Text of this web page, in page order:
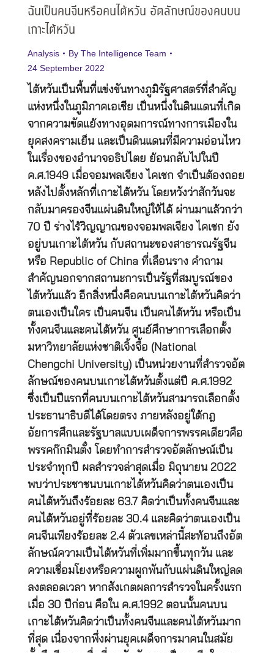
ฉันเป็นคนจีนหรือคนไต้หวัน อัตลักษณ์ของคนบน
เกาะไต้หวัน
Analysis By The Intelligence Team
24 September 2022
ไต้หวันเป็นพื้นที่แข่งขันทางภูมิรัฐศาสตร์ที่สำคัญ
แห่งหนึ่งในภูมิภาคเอเชีย เป็นหนึ่งในดินแดนที่เกิด
จากความขัดแย้งทางอุดมการณ์ทางการเมืองใน
ยุคสงครามเย็น และเป็นดินแดนที่มีความอ่อนไหว
ในเรื่องของอำนาจอธิปไตย ย้อนกลับไปในปี
ค.ศ.1949 เมื่อจอมพลเจียง ไคเชก จำเป็นต้องถอย
หลังไปตั้งหลักที่เกาะไต้หวัน โดยหวังว่าสักวันจะ
กลับมาครองจีนแผ่นดินใหญ่ให้ได้ ผ่านมาแล้วกว่า
70 ปี ร่างไร้วิญญาณของจอมพลเจียง ไคเชก ยัง
อยู่บนเกาะไต้หวัน กับสถานะของสาธารณรัฐจีน
หรือ Republic of China ที่เลือนราง คำถาม
สำคัญนอกจากสถานะการเป็นรัฐที่สมบูรณ์ของ
ไต้หวันแล้ว อีกสิ่งหนึ่งคือคนบนเกาะไต้หวันคิดว่า
ตนเองเป็นใคร เป็นคนจีน เป็นคนไต้หวัน หรือเป็น
ทั้งคนจีนและคนไต้หวัน ศูนย์ศึกษาการเลือกตั้ง
มหาวิทยาลัยแห่งชาติเจิ้งจื้อ (National
Chengchi University) เป็นหน่วยงานที่สำรวจอัต
ลักษณ์ของคนบนเกาะไต้หวันตั้งแต่ปี ค.ศ.1992
ซึ่งเป็นปีแรกที่คนบนเกาะไต้หวันสามารถเลือกตั้ง
ประธานาธิบดีได้โดยตรง ภายหลังอยู่ใต้กฎ
อัยการศึกและรัฐบาลแบบเผด็จการพรรคเดียวคือ
พรรคก๊กมินตั๋ง โดยทำการสำรวจอัตลักษณ์เป็น
ประจำทุกปี ผลสำรวจล่าสุดเมื่อ มิถุนายน 2022
พบว่าประชาชนบนเกาะไต้หวันคิดว่าตนเองเป็น
คนไต้หวันถึงร้อยละ 63.7 คิดว่าเป็นทั้งคนจีนและ
คนไต้หวันอยู่ที่ร้อยละ 30.4 และคิดว่าตนเองเป็น
คนจีนเพียงร้อยละ 2.4 ตัวเลขเหล่านี้สะท้อนถึงอัต
ลักษณ์ความเป็นไต้หวันที่เพิ่มมากขึ้นทุกวัน และ
ความเชื่อมโยงหรือความผูกพันกับแผ่นดินใหญ่ลด
ลงตลอดเวลา หากสังเกตผลการสำรวจในครั้งแรก
เมื่อ 30 ปีก่อน คือใน ค.ศ.1992 ตอนนั้นคนบน
เกาะไต้หวันคิดว่าเป็นทั้งคนจีนและคนไต้หวันมาก
ที่สุด เนื่องจากพึ่งผ่านยุคเผด็จการมาคนในสมัย